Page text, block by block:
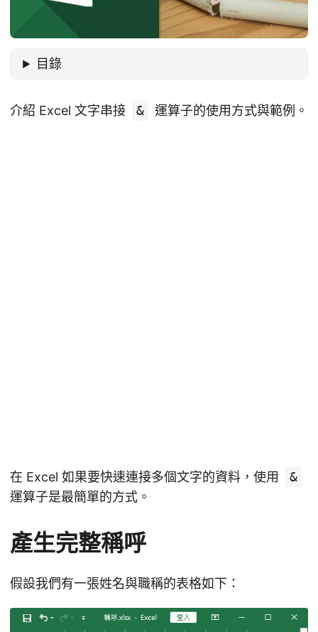
目錄
介紹 Excel 文字串接 & 運算子的使用方式與範例。
在 Excel 如果要快速連接多個文字的資料，使用
&
運算子是最簡單的方式。
產生完整稱呼
假設我們有一張姓名與職稱的表格如下：